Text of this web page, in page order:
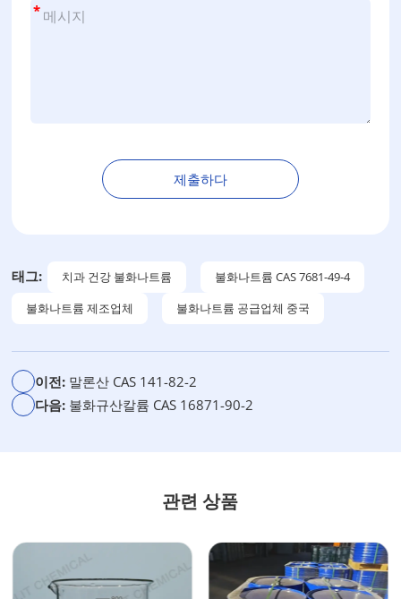
*
제출하다
태그: 치과 건강 불화나트륨
불화나트륨 CAS 7681-49-4
불화나트륨 제조업체
불화나트륨 공급업체 중국
이전: 말론산 CAS 141-82-2
다음: 불화규산칼륨 CAS 16871-90-2
관련 상품